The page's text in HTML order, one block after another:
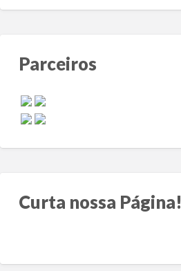
Parceiros
Curta nossa Página!